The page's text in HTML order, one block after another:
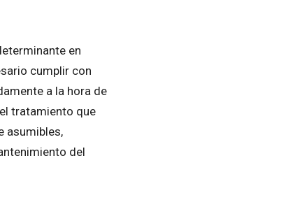
en
cumplir con
a la hora de
tratamiento que
asumibles,
del